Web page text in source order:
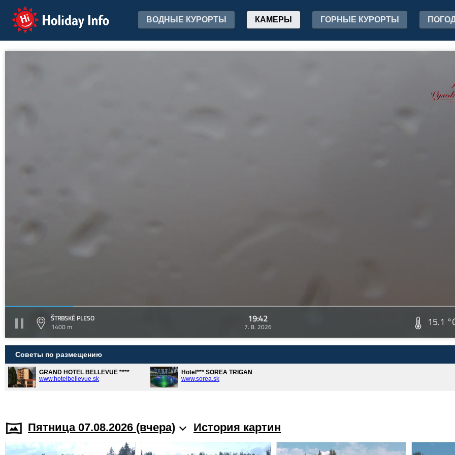
Holiday Info ВОДНЫЕ КУРОРТЫ КАМЕРЫ ГОРНЫЕ КУРОРТЫ
ŠTRBSKÉ PLESO
1400 m
19:42
7. 8. 2026 15.1
Советы по размещению
GRAND HOTEL BELLEVUE ****
www.hotelbellevue.sk
Hotel*** SOREA TRIGAN
www.sorea.sk
Пятница 07.08.2026 (вчера) История картин